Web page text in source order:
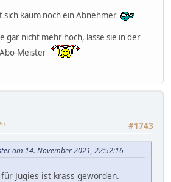
sich kaum noch ein Abnehmer
gar nicht mehr hoch, lasse sie in der
Meister
#1743
am 14. November 2021, 22:52:16
Jugies ist krass geworden.